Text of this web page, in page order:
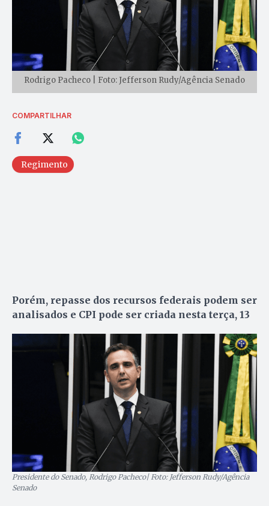
Rodrigo Pacheco | Foto: Jefferson Rudy/Agência Senado
COMPARTILHAR
Regimento
Porém, repasse dos recursos federais podem ser
analisados e CPI pode ser criada nesta terça, 13
Presidente do Senado, Rodrigo Pacheco| Foto: Jefferson Rudy/Agência
Senado